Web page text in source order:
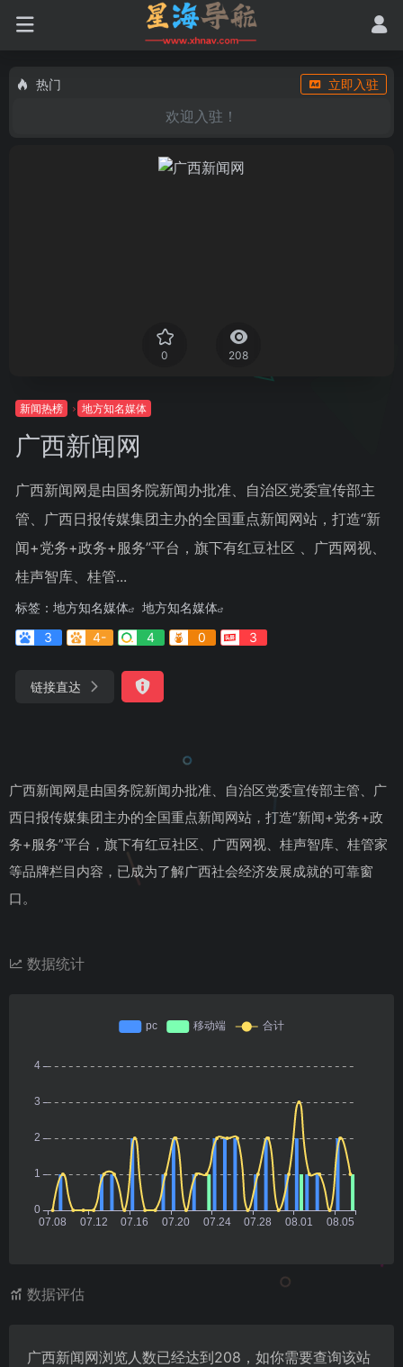
热门 立即入驻
欢迎入驻！
0 208
新闻热榜 地方知名媒体
广西新闻网
广西新闻网是由国务院新闻办批准、自治区党委宣传部主
管、广西日报传媒集团主办的全国重点新闻网站，打造“新
闻+党务+政务+服务”平台，旗下有红豆社区 、广西网视、
桂声智库、桂管...
标签： 地方知名媒体
地方知名媒体
3
4- 4 0 3
链接直达
广西新闻网是由国务院新闻办批准、自治区党委宣传部主管、广
西日报传媒集团主办的全国重点新闻网站，打造“新闻+党务+政
务+服务”平台，旗下有红豆社区、广西网视、桂声智库、桂管家
等品牌栏目内容，已成为了解广西社会经济发展成就的可靠窗
口。
数据统计
数据评估
广西新闻网浏览人数已经达到208，如你需要查询该站